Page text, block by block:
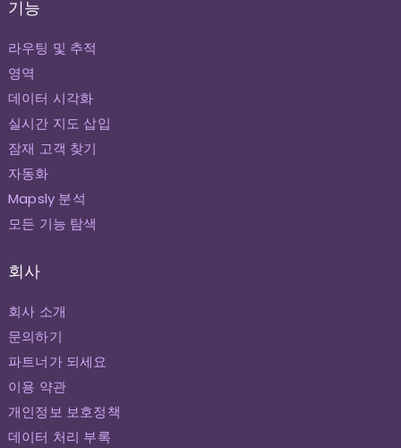
기능
라우팅 및 추적
영역
데이터 시각화
실시간 지도 삽입
잠재 고객 찾기
자동화
Mapsly 분석
모든 기능 탐색
회사
회사 소개
문의하기
파트너가 되세요
이용 약관
개인정보 보호정책
데이터 처리 부록